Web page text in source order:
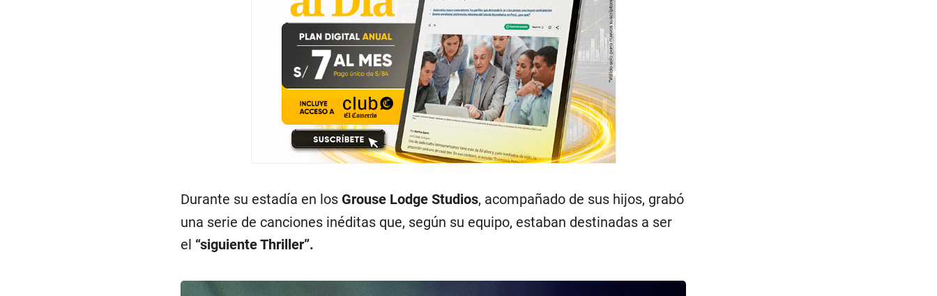
Durante su estadía en los Grouse Lodge Studios, acompañado de sus hijos, grabó
una serie de canciones inéditas que, según su equipo, estaban destinadas a ser
el “siguiente Thriller”.